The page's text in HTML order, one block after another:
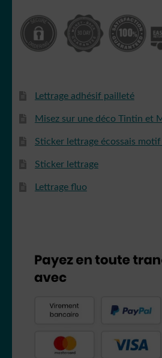
Lettrage adhésif pailleté
Misez sur une déco Tintin et
Sticker lettrage écossais
Sticker lettrage
Lettrage fluo